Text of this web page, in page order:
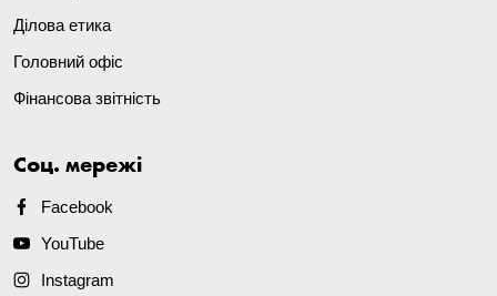
Ділова етика
Головний офіс
Фінансова звітність
Соц. мережі
Facebook
YouTube
Instagram